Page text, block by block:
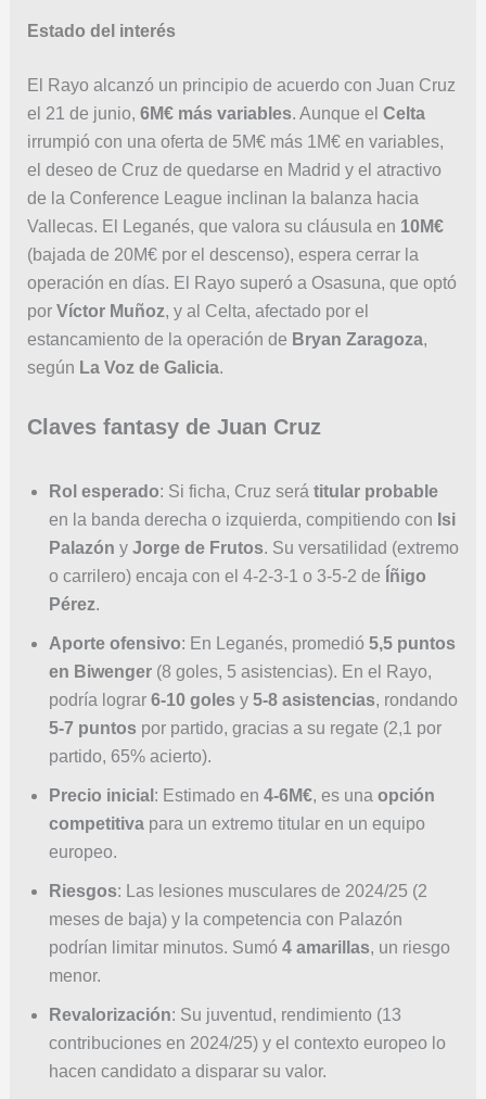
Estado del interés
El Rayo alcanzó un principio de acuerdo con Juan Cruz
el 21 de junio, 6M€ más variables. Aunque el Celta
irrumpió con una oferta de 5M€ más 1M€ en variables,
el deseo de Cruz de quedarse en Madrid y el atractivo
de la Conference League inclinan la balanza hacia
Vallecas. El Leganés, que valora su cláusula en 10M€
(bajada de 20M€ por el descenso), espera cerrar la
operación en días. El Rayo superó a Osasuna, que optó
por Víctor Muñoz, y al Celta, afectado por el
estancamiento de la operación de Bryan Zaragoza,
según La Voz de Galicia.
Claves fantasy de Juan Cruz
Rol esperado: Si ficha, Cruz será titular probable
en la banda derecha o izquierda, compitiendo con Isi
Palazón y Jorge de Frutos. Su versatilidad (extremo
o carrilero) encaja con el 4-2-3-1 o 3-5-2 de Íñigo
Pérez.
Aporte ofensivo: En Leganés, promedió 5,5 puntos
en Biwenger(8 goles, 5 asistencias). En el Rayo,
podría lograr 6-10 goles y 5-8 asistencias, rondando
5-7 puntos por partido, gracias a su regate (2,1 por
partido, 65% acierto).
Precio inicial : Estimado en 4-6M€, es una opción
competitivapara un extremo titular en un equipo
europeo.
Riesgos: Las lesiones musculares de 2024/25 (2
meses de baja) y la competencia con Palazón
podrían limitar minutos. Sumó 4 amarillas, un riesgo
menor.
Revalorización: Su juventud, rendimiento (13
contribuciones en 2024/25) y el contexto europeo lo
hacen candidato a disparar su valor.